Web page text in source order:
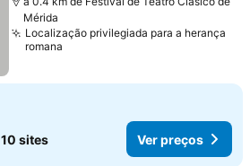
Mérida
Localização privilegiada para a herança
romana
10 sites Ver preços